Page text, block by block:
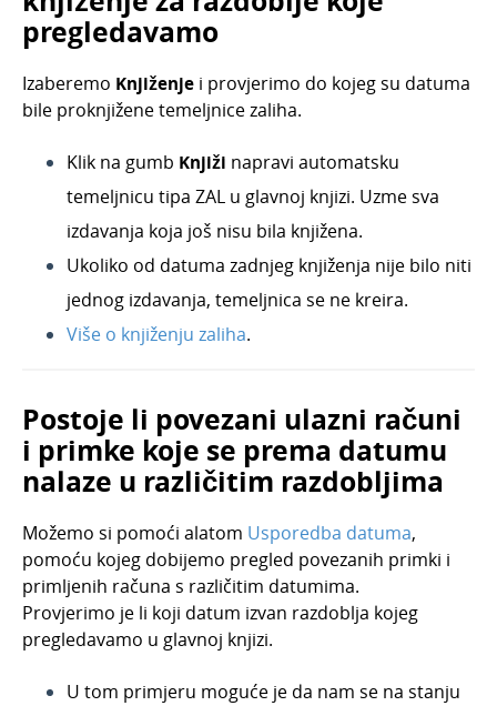
pregledavamo
Izaberemo Knjiženje i provjerimo do kojeg su datuma
bile proknjižene temeljnice zaliha.
Klik na gumb Knjiži napravi automatsku
temeljnicu tipa ZAL u glavnoj knjizi. Uzme sva
izdavanja koja još nisu bila knjižena.
Ukoliko od datuma zadnjeg knjiženja nije bilo niti
jednog izdavanja, temeljnica se ne kreira.
Više o knjiženju zaliha.
Postoje li povezani ulazni računi
i primke koje se prema datumu
nalaze u različitim razdobljima
Možemo si pomoći alatom Usporedba datuma,
pomoću kojeg dobijemo pregled povezanih primki i
primljenih računa s različitim datumima.
Provjerimo je li koji datum izvan razdoblja kojeg
pregledavamo u glavnoj knjizi.
U tom primjeru moguće je da nam se na stanju